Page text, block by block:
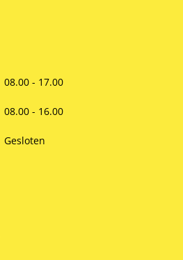
08.00 - 17.00
08.00 - 16.00
Gesloten